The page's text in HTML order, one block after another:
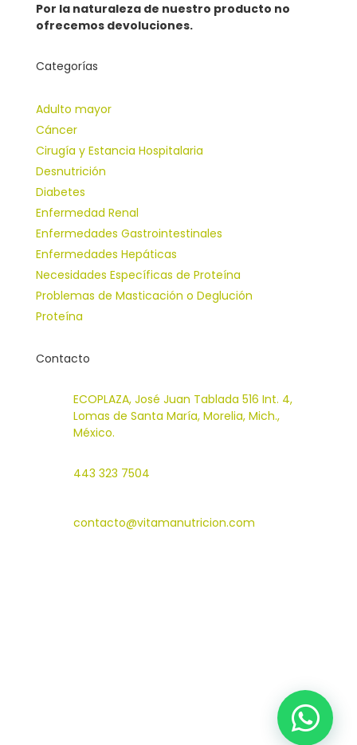
Por la naturaleza de nuestro producto no
ofrecemos devoluciones.
Categorías
Adulto mayor
Cáncer
Cirugía y Estancia Hospitalaria
Desnutrición
Diabetes
Enfermedad Renal
Enfermedades Gastrointestinales
Enfermedades Hepáticas
Necesidades Específicas de Proteína
Problemas de Masticación o Deglución
Proteína
Contacto
ECOPLAZA, José Juan Tablada 516 Int. 4,
Lomas de Santa María, Morelia, Mich.,
México.
443 323 7504
contacto@vitamanutricion.com